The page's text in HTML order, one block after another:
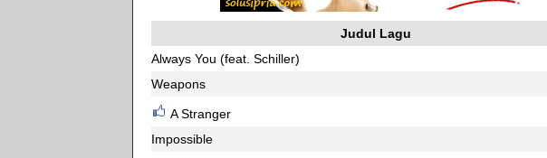
Judul Lagu
Always You (feat. Schiller)
Weapons
A Stranger
Impossible